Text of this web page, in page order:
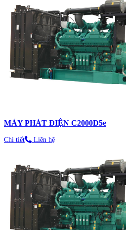
MÁY PHÁT ĐIỆN C2000D5e
Chi tiết Liên hệ